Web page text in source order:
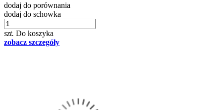
dodaj do porównania
dodaj do schowka
szt. Do koszyka
zobacz szczegóły